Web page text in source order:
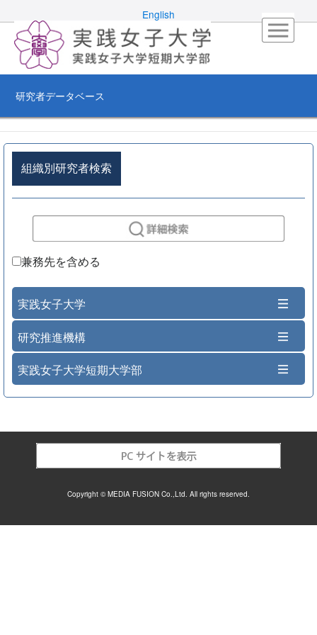
English
研究者データベース
組織別研究者検索
兼務先を含める
実践女子大学
研究推進機構
実践女子大学短期大学部
Copyright © MEDIA FUSION Co.,Ltd. All rights reserved.